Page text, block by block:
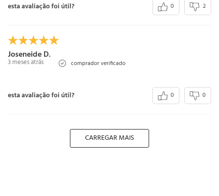
esta avaliação foi útil? 0 2
Joseneide D.
3 meses atrás comprador verificado
esta avaliação foi útil? 0 0
CARREGAR MAIS